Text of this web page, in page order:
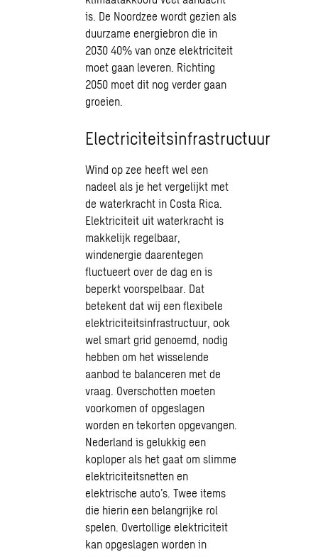
is. De Noordzee wordt gezien als
duurzame energiebron die in
2030 40% van onze elektriciteit
moet gaan leveren. Richting
2050 moet dit nog verder gaan
groeien.
Electriciteitsinfrastructuur
Wind op zee heeft wel een
nadeel als je het vergelijkt met
de waterkracht in Costa Rica.
Elektriciteit uit waterkracht is
makkelijk regelbaar,
windenergie daarentegen
fluctueert over de dag en is
beperkt voorspelbaar. Dat
betekent dat wij een flexibele
elektriciteitsinfrastructuur, ook
wel smart grid genoemd, nodig
hebben om het wisselende
aanbod te balanceren met de
vraag. Overschotten moeten
voorkomen of opgeslagen
worden en tekorten opgevangen.
Nederland is gelukkig een
koploper als het gaat om slimme
elektriciteitsnetten en
elektrische auto’s. Twee items
die hierin een belangrijke rol
spelen. Overtollige elektriciteit
kan opgeslagen worden in